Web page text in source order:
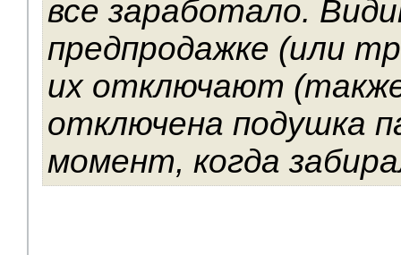
все заработало.
предпродажке (или
их отключают
отключена подушка
момент, когда